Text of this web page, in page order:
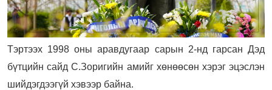
Тэртээх 1998 оны аравдугаар сарын 2-нд гарсан Дэд
бүтцийн сайд С.Зоригийн амийг хөнөөсөн хэрэг эцэслэн
шийдэгдээгүй хэвээр байна.